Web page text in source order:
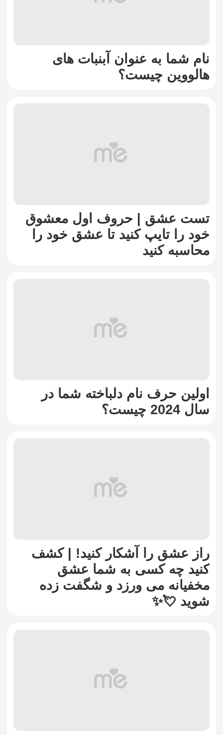
نام شما به عنوان آبنبات های
هالووین چیست؟
تست عشق | حروف اول معشوق
خود را تایپ کنید تا عشق خود را
محاسبه کنید
اولین حرف نام دلباخته شما در
سال 2024 چیست؟
راز عشق را آشکار کنید! | کشف
کنید چه کسی به شما عشق
مخفیانه می ورزد و شگفت زده
شوید 💘✨